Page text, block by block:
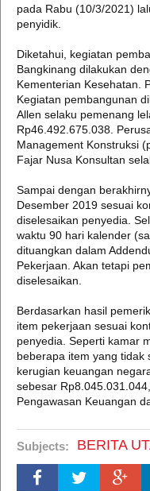
pada Rabu (10/3/2021)
penyidik.
Diketahui, kegiatan
Bangkinang dilakukan
Kementerian Kesehatan.
Kegiatan pembangunan
Allen selaku pemenang
Rp46.492.675.038.
Management Konstruksi
Fajar Nusa Konsultan
Sampai dengan
Desember 2019 sesuai
diselesaikan penyedia.
waktu 90 hari kalender
dituangkan dalam
Pekerjaan. Akan tetapi
diselesaikan.
Berdasarkan hasil
item pekerjaan sesuai
penyedia. Seperti kamar
beberapa item yang tidak
kerugian keuangan
sebesar
Pengawasan Keuangan
Subjects: BERITA